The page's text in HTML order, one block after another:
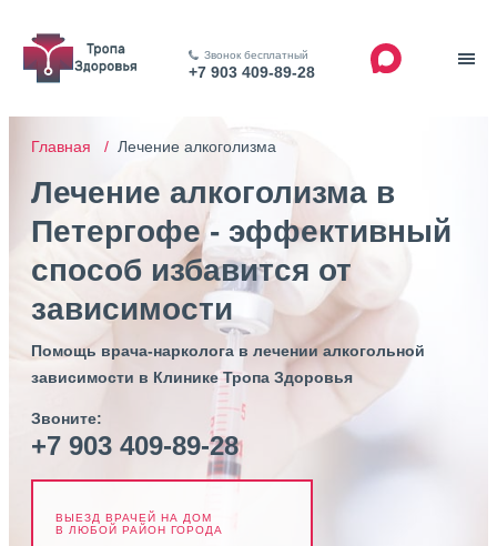
Звонок бесплатный
+7 903 409-89-28
Главная / Лечение алкоголизма
Лечение алкоголизма в
Петергофе - эффективный
способ избавится от
зависимости
Помощь врача-нарколога в лечении алкогольной
зависимости в Клинике Тропа Здоровья
Звоните:
+7 903 409-89-28
ВЫЕЗД ВРАЧЕЙ НА ДОМ
В ЛЮБОЙ РАЙОН ГОРОДА